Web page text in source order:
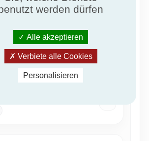
werden dürfen
Alle akzeptieren
Verbiete alle Cookies
Personalisieren